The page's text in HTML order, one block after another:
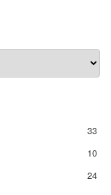
33
10
24